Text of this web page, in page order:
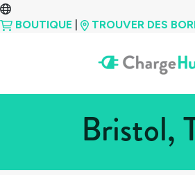
BOUTIQUE
TROUVER DES
Bristol,